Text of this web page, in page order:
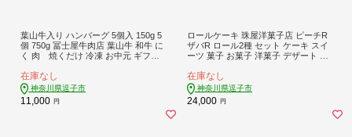
葉山牛入り ハンバーグ 5個入 150g 5
個 750g 冨士屋牛肉店 葉山牛 和牛 に
く 肉 焼くだけ 冷凍 お中元 ギフト
【 逗子市 】
在庫なし
神奈川県逗子市
11,000 円
ロールケーキ 珠屋洋菓子店 ピーチR
ザバR ロール2種 セット ケーキ スイ
ーツ 菓子 お菓子 洋菓子 デザート フ
み
在庫なし
神奈川県逗子市
24,000 円